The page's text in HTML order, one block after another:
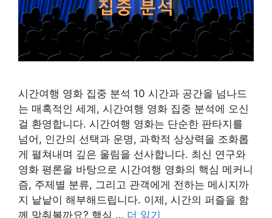
시간여행 영화 집중 분석 10 시간과 공간을 넘나드
는 매혹적인 세계, 시간여행 영화 집중 분석에 오신
걸 환영합니다. 시간여행 영화는 단순한 판타지를
넘어, 인간의 선택과 운명, 과학적 상상력을 조화롭
게 펼쳐내며 깊은 울림을 선사합니다. 최신 연구와
영화 평론을 바탕으로 시간여행 영화의 핵심 메커니
즘, 주제별 분류, 그리고 관객에게 전하는 메시지까
지 낱낱이 해부해드립니다. 이제, 시간의 퍼즐을 함
께 맞춰볼까요? 핵심 … 더 읽기